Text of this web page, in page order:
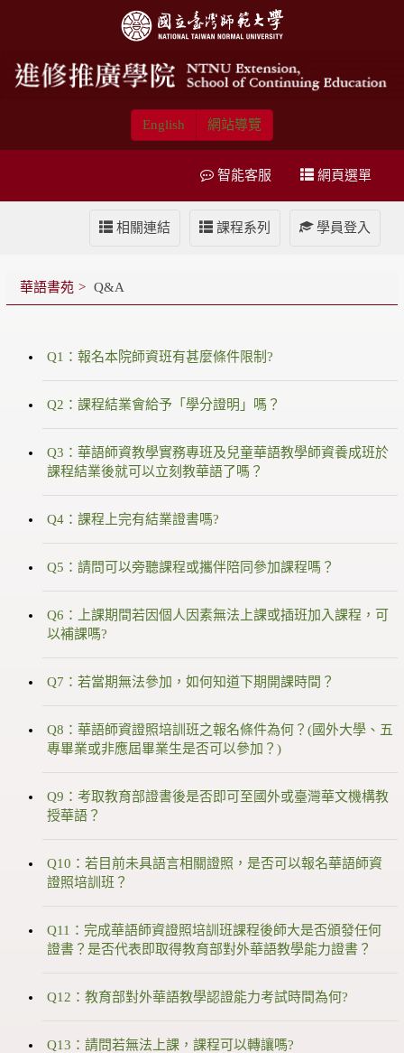
English 網站導覽
網頁選單
智能客服
學員登入
課程系列
相關連結
華語書苑 Q&A
Q1：報名本院師資班有甚麼條件限制?
Q2：課程結業會給予「學分證明」嗎？
Q3：華語師資教學實務專班及兒童華語教學師資養成班於
課程結業後就可以立刻教華語了嗎？
Q4：課程上完有結業證書嗎?
Q5：請問可以旁聽課程或攜伴陪同參加課程嗎？
Q6：上課期間若因個人因素無法上課或插班加入課程，可
以補課嗎?
Q7：若當期無法參加，如何知道下期開課時間？
Q8：華語師資證照培訓班之報名條件為何？(國外大學、五
專畢業或非應屆畢業生是否可以參加？)
Q9：考取教育部證書後是否即可至國外或臺灣華文機構教
授華語？
Q10：若目前未具語言相關證照，是否可以報名華語師資
證照培訓班？
Q11：完成華語師資證照培訓班課程後師大是否頒發任何
證書？是否代表即取得教育部對外華語教學能力證書？
Q12：教育部對外華語教學認證能力考試時間為何?
Q13：請問若無法上課，課程可以轉讓嗎?